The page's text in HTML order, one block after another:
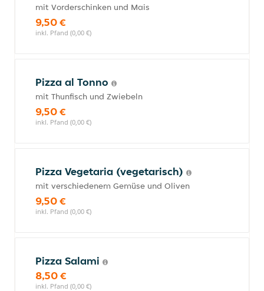
mit Vorderschinken und Mais
9,50 €
inkl. Pfand (0,00 €)
Pizza al Tonno
mit Thunfisch und Zwiebeln
9,50 €
inkl. Pfand (0,00 €)
Pizza Vegetaria (vegetarisch)
mit verschiedenem Gemüse und Oliven
9,50 €
inkl. Pfand (0,00 €)
Pizza Salami
8,50 €
inkl. Pfand (0,00 €)